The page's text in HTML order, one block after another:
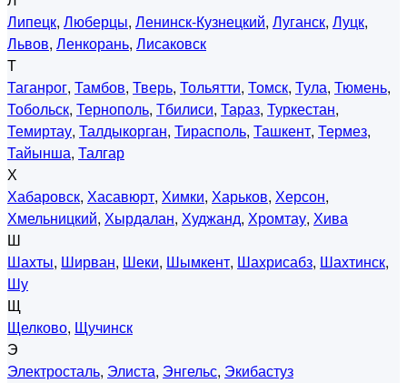
Липецк, Люберцы, Ленинск-Кузнецкий, Луганск, Луцк,
Львов, Ленкорань, Лисаковск
Т
Таганрог, Тамбов, Тверь, Тольятти, Томск, Тула, Тюмень,
Тобольск, Тернополь, Тбилиси, Тараз, Туркестан,
Темиртау, Талдыкорган, Тирасполь, Ташкент, Термез,
Тайынша, Талгар
Х
Хабаровск, Хасавюрт, Химки, Харьков, Херсон,
Хмельницкий, Хырдалан, Худжанд, Хромтау, Хива
Ш
Шахты, Ширван, Шеки, Шымкент, Шахрисабз, Шахтинск,
Шу
Щ
Щелково, Щучинск
Э
Электросталь, Элиста, Энгельс, Экибастуз